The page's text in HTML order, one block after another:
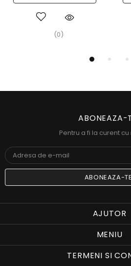
(0)
ABONEAZA-
Pentru a fi la curent
AJUTOR
MENIU
TERMENI SI